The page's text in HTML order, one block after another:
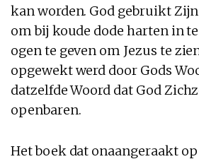
kan worden. God gebruikt
om bij koude dode harten in
ogen te geven om Jezus te
opgewekt werd door Gods
datzelfde Woord dat God
openbaren.
Het boek dat onaangeraakt